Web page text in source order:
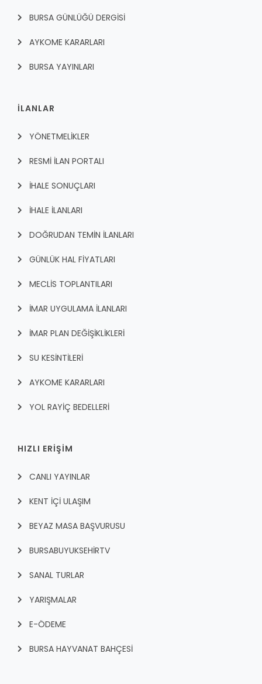
BURSA GÜNLÜĞÜ DERGİSİ
AYKOME KARARLARI
BURSA YAYINLARI
İLANLAR
YÖNETMELİKLER
RESMİ İLAN PORTALI
İHALE SONUÇLARI
İHALE İLANLARI
DOĞRUDAN TEMİN İLANLARI
GÜNLÜK HAL FİYATLARI
MECLİS TOPLANTILARI
İMAR UYGULAMA İLANLARI
İMAR PLAN DEĞİŞİKLİKLERİ
SU KESİNTİLERİ
AYKOME KARARLARI
YOL RAYİÇ BEDELLERİ
HIZLI ERİŞİM
CANLI YAYINLAR
KENT İÇI ULAŞIM
BEYAZ MASA BAŞVURUSU
BURSABUYUKSEHIRTV
SANAL TURLAR
YARIŞMALAR
E-ÖDEME
BURSA HAYVANAT BAHÇESİ